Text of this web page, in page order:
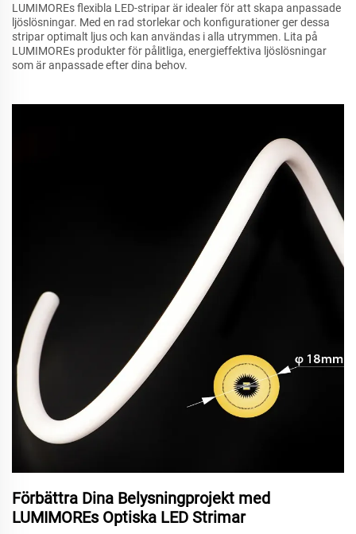
LUMIMOREs flexibla LED-stripar är idealer för att skapa anpassade
ljöslösningar. Med en rad storlekar och konfigurationer ger dessa
stripar optimalt ljus och kan användas i alla utrymmen. Lita på
LUMIMOREs produkter för pålitliga, energieffektiva ljöslösningar
som är anpassade efter dina behov.
Förbättra Dina Belysningprojekt med
LUMIMOREs Optiska LED Strimar